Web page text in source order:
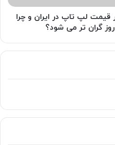
قیمت لپ تاپ در ایران و چرا
گران تر می شود؟